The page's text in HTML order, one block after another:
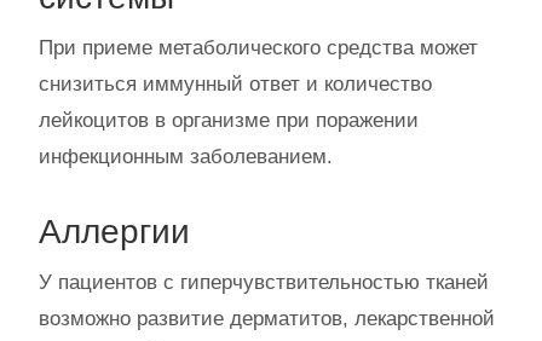
При приеме метаболического средства может
снизиться иммунный ответ и количество
лейкоцитов в организме при поражении
инфекционным заболеванием.
Аллергии
У пациентов с гиперчувствительностью тканей
возможно развитие дерматитов, лекарственной